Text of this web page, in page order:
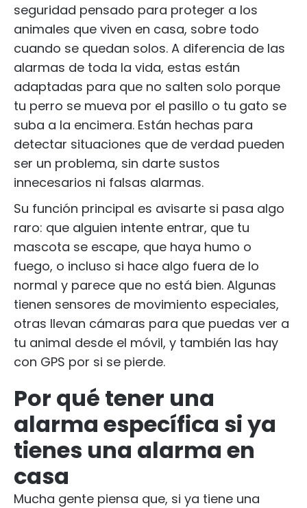
seguridad pensado para proteger a los
animales que viven en casa, sobre todo
cuando se quedan solos. A diferencia de las
alarmas de toda la vida, estas están
adaptadas para que no salten solo porque
tu perro se mueva por el pasillo o tu gato se
suba a la encimera. Están hechas para
detectar situaciones que de verdad pueden
ser un problema, sin darte sustos
innecesarios ni falsas alarmas.
Su función principal es avisarte si pasa algo
raro: que alguien intente entrar, que tu
mascota se escape, que haya humo o
fuego, o incluso si hace algo fuera de lo
normal y parece que no está bien. Algunas
tienen sensores de movimiento especiales,
otras llevan cámaras para que puedas ver a
tu animal desde el móvil, y también las hay
con GPS por si se pierde.
Por qué tener una
alarma específica si ya
tienes una alarma en
casa
Mucha gente piensa que, si ya tiene una